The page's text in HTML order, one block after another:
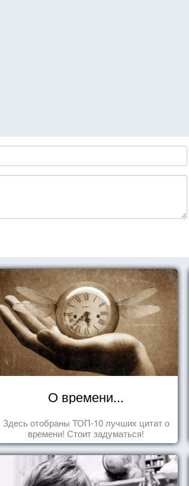
О времени...
Здесь отобраны ТОП-10 лучших цитат о
времени! Стоит задуматься!